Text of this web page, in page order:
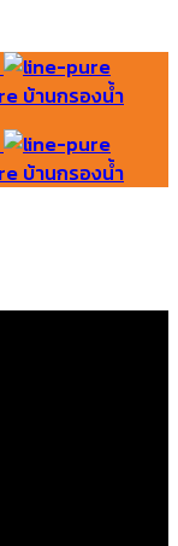
บ้านกรองน้ำ
บ้านกรองน้ำ